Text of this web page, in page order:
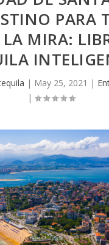
PARA
MIRA:
| May 25, 2021 |
|